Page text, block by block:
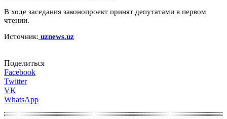
В ходе заседания законопроект принят депутатами в первом
чтении.
Источник: uznews.uz
Поделиться
Facebook
Twitter
VK
WhatsApp